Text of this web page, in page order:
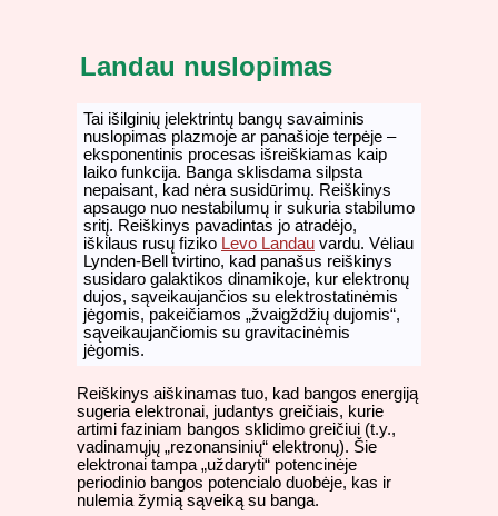
Landau nuslopimas
Tai išilginių įelektrintų bangų savaiminis
nuslopimas plazmoje ar panašioje terpėje –
eksponentinis procesas išreiškiamas kaip
laiko funkcija. Banga sklisdama silpsta
nepaisant, kad nėra susidūrimų. Reiškinys
apsaugo nuo nestabilumų ir sukuria stabilumo
sritį. Reiškinys pavadintas jo atradėjo,
iškilaus rusų fiziko Levo Landau vardu. Vėliau
Lynden-Bell tvirtino, kad panašus reiškinys
susidaro galaktikos dinamikoje, kur elektronų
dujos, sąveikaujančios su elektrostatinėmis
jėgomis, pakeičiamos „žvaigždžių dujomis“,
sąveikaujančiomis su gravitacinėmis
jėgomis.
Reiškinys aiškinamas tuo, kad bangos energiją
sugeria elektronai, judantys greičiais, kurie
artimi faziniam bangos sklidimo greičiui (t.y.,
vadinamųjų „rezonansinių“ elektronų). Šie
elektronai tampa „uždaryti“ potencinėje
periodinio bangos potencialo duobėje, kas ir
nulemia žymią sąveiką su banga.